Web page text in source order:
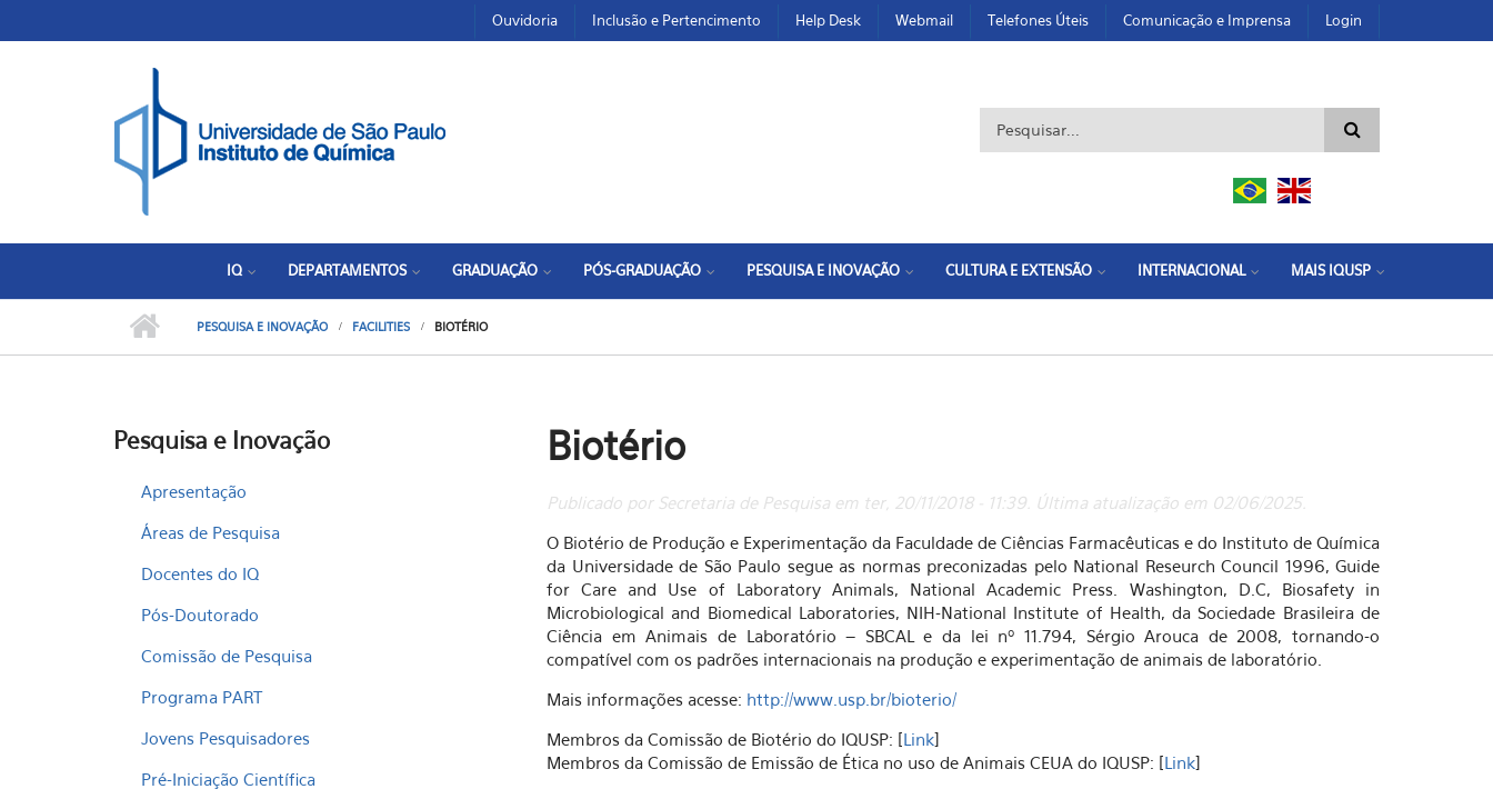
Ouvidoria Inclusão e Pertencimento Help Desk Webmail Telefones Úteis Comunicação e Imprensa Login
Formulário de busca
IQ DEPARTAMENTOS GRADUAÇÃO PÓS-GRADUAÇÃO PESQUISA E INOVAÇÃO CULTURA E EXTENSÃO INTERNACIONAL MAIS IQUSP
PESQUISA E INOVAÇÃO FACILITIES BIOTÉRIO
Pesquisa e Inovação
Apresentação
Áreas de Pesquisa
Docentes do IQ
Pós-Doutorado
Comissão de Pesquisa
Programa PART
Jovens Pesquisadores
Pré-Iniciação Científica
Biotério
Publicado por Secretaria de Pesquisa em ter, 20/11/2018 - 11:39. Última atualização em 02/06/2025.
O Biotério de Produção e Experimentação da Faculdade de Ciências Farmacêuticas e do Instituto de Química
da Universidade de São Paulo segue as normas preconizadas pelo National Reseurch Council 1996, Guide
for Care and Use of Laboratory Animals, National Academic Press. Washington, D.C, Biosafety in
Microbiological and Biomedical Laboratories, NIH-National Institute of Health, da Sociedade Brasileira de
Ciência em Animais de Laboratório – SBCAL e da lei nº 11.794, Sérgio Arouca de 2008, tornando-o
compatível com os padrões internacionais na produção e experimentação de animais de laboratório.
Mais informações acesse: http://www.usp.br/bioterio/
Membros da Comissão de Biotério do IQUSP: [Link]
Membros da Comissão de Emissão de Ética no uso de Animais CEUA do IQUSP: [Link]